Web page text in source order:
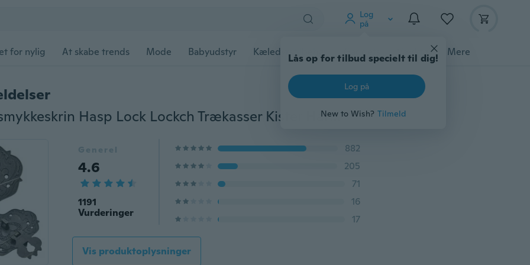
Log
på
Lås op for tilbud specielt til dig!
Log på
New to Wish? Tilmeld
for nylig At skabe trends Mode Babyudstyr Kæledyrstilbehør Gadgets Værktøj Mere
1 sæt Retro smykkeskrin Hasp Lock Lockch Trækasser Kister Hardware Decor
Generel
4.6
1191
Vurderinger
882
205
71
16
17
Vis produktoplysninger